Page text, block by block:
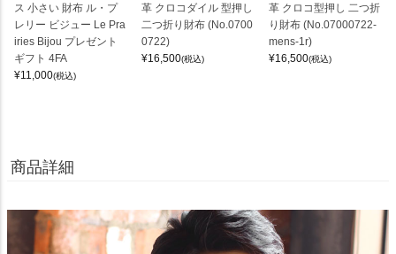
ス 小さい 財布 ル・プ
レリー ビジュー Le Pra
iries Bijou プレゼント
ギフト 4FA
¥11,000(税込)
革 クロコダイル 型押し
二つ折り財布 (No.0700
0722)
¥16,500(税込)
革 クロコ型押し 二つ折
り財布 (No.07000722-
mens-1r)
¥16,500(税込)
商品詳細